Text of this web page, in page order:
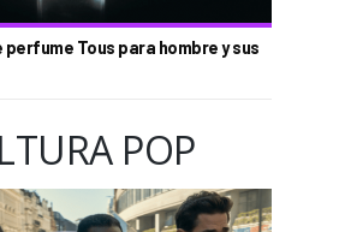
perfume Tous para hombre y sus
POP